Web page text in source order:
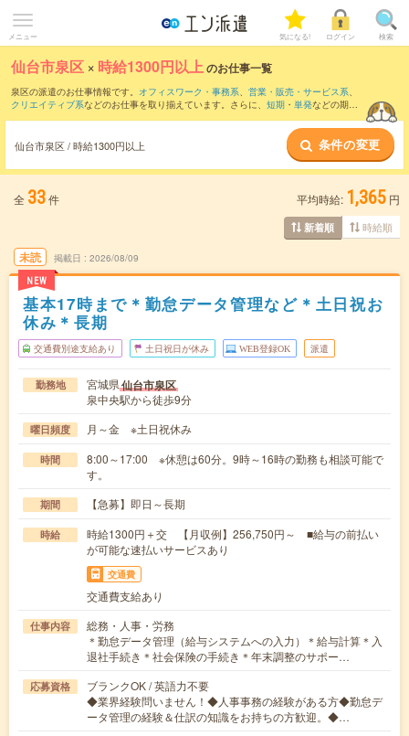
メニュー 気になる! ログイン 検索
仙台市泉区 × 時給1300円以上のお仕事一覧
泉区の派遣のお仕事情報です。 オフィスワーク・事務系、 営業・販売・サービス系、
クリエイティブ系などのお仕事を取り揃えています。さらに、 短期 ・ 単発などの期間
仙台市泉区 / 時給1300円以上 条件の変更
全 33件 平均時給: 1,365 円
新着順 時給順
未読
NEW
掲載日 2026/08/09
基本17時まで＊勤怠データ管理など＊土日祝お
休み＊長期
交通費別途支給あり 土日祝日が休み WEB登録OK 派遣
勤務地 宮城県仙台市泉区
泉中央駅から徒歩9分
曜日頻度 月～金 ※土日祝休み
時間
8:00～17:00 ※休憩は60分。9時～16時の勤務も相談可能で
す。
期間 【急募】即日～長期
時給
時給1300円＋交 【月収例】256,750円～ ■給与の前払い
が可能な速払いサービスあり
交通費
交通費支給あり
仕事内容
総務・人事・労務
＊勤怠データ管理（給与システムへの入力）＊給与計算＊入
退社手続き＊社会保険の手続き＊年末調整のサポー…
応募資格
ブランクOK / 英語力不要
◆業界経験問いません！◆人事事務の経験がある方◆勤怠デ
ータ管理の経験＆仕訳の知識をお持ちの方歓迎。◆…